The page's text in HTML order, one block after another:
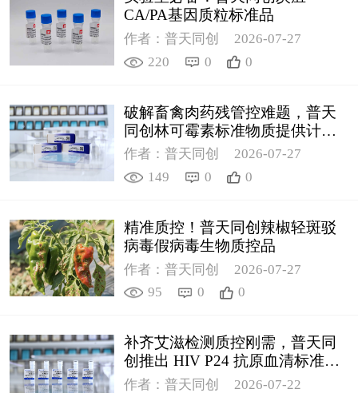
CA/PA基因质粒标准品
作者：普天同创
2026-07-27
220
0 0
破解畜禽肉药残管控难题，普天
同创林可霉素标准物质提供计量
支撑
作者：普天同创
2026-07-27
149
0 0
精准质控！普天同创辣椒轻斑驳
病毒假病毒生物质控品
作者：普天同创
2026-07-27
95
0 0
补齐艾滋检测质控刚需，普天同
创推出 HIV P24 抗原血清标准物
质
作者：普天同创
2026-07-22